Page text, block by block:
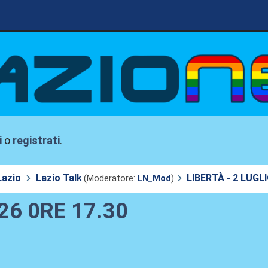
o registrati.
Lazio Talk(Moderatore: LN_Mod) LIBERTÀ - 2
0RE 17.30